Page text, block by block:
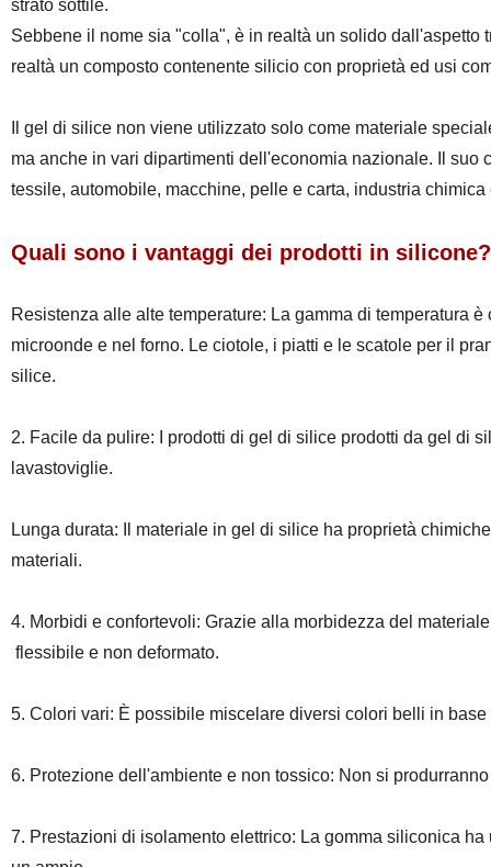
strato sottile.
Sebbene il nome sia "colla", è in realtà un solido
realtà un composto contenente silicio con proprietà ed usi
Il gel di silice non viene utilizzato solo come materiale
ma anche in vari dipartimenti dell'economia nazionale. Il
tessile, automobile, macchine, pelle e carta, industria
Quali sono i vantaggi dei prodotti in silicone?
Resistenza alle alte temperature: La gamma di temperatura
microonde e nel forno. Le ciotole, i piatti e le scatole per il
silice.
2. Facile da pulire: I prodotti di gel di silice prodotti da gel di
lavastoviglie.
Lunga durata: Il materiale in gel di silice ha proprietà
materiali.
4. Morbidi e confortevoli: Grazie alla morbidezza del
flessibile e non deformato.
5. Colori vari: È possibile miscelare diversi colori belli in
6. Protezione dell'ambiente e non tossico: Non si
7. Prestazioni di isolamento elettrico: La gomma siliconica